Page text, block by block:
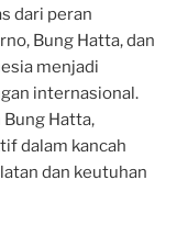
dari peran
Bung Hatta, dan
menjadi
internasional.
Hatta,
dalam kancah
dan keutuhan